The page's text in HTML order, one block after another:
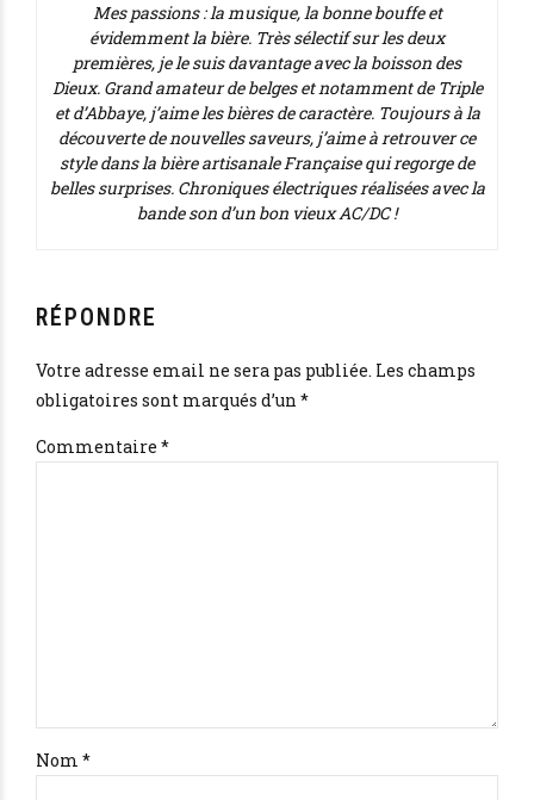
Mes passions : la musique, la bonne bouffe et
évidemment la bière. Très sélectif sur les deux
premières, je le suis davantage avec la boisson des
Dieux. Grand amateur de belges et notamment de Triple
et d’Abbaye, j’aime les bières de caractère. Toujours à la
découverte de nouvelles saveurs, j’aime à retrouver ce
style dans la bière artisanale Française qui regorge de
belles surprises. Chroniques électriques réalisées avec la
bande son d’un bon vieux AC/DC !
RÉPONDRE
Votre adresse email ne sera pas publiée. Les champs
obligatoires sont marqués d’un *
Commentaire *
Nom *